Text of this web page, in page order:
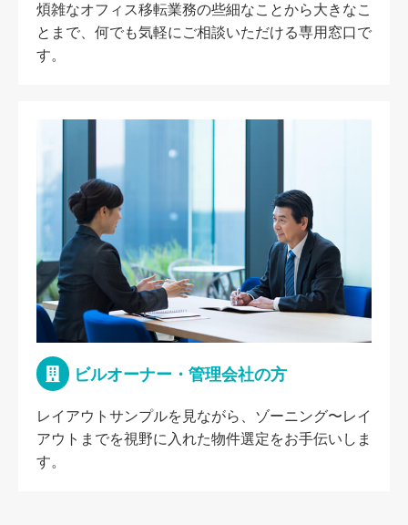
煩雑なオフィス移転業務の些細なことから大きなこ
とまで、何でも気軽にご相談いただける専用窓口で
す。
ビルオーナー・管理会社の方
レイアウトサンプルを見ながら、ゾーニング〜レイ
アウトまでを視野に入れた物件選定をお手伝いしま
す。